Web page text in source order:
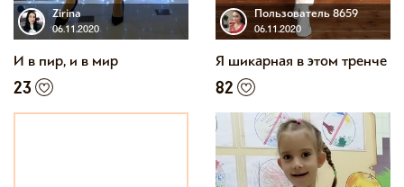
Zirina
06.11.2020
И в пир, и в мир
23
Пользователь 8659
06.11.2020
Я шикарная в этом тренче
82